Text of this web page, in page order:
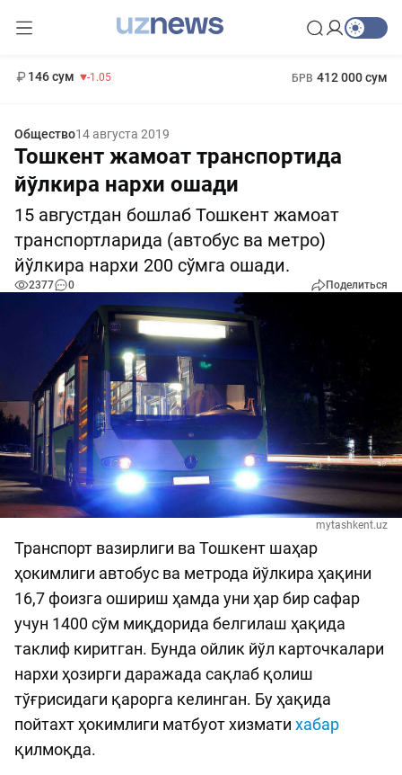
146 сум -1.05 БРВ 412 000 сум
Общество14 августа 2019
Тошкент жамоат транспортида
йўлкира нархи ошади
15 августдан бошлаб Тошкент жамоат
транспортларида (автобус ва метро)
йўлкира нархи 200 сўмга ошади.
2377 0 Поделиться
mytashkent.uz
Транспорт вазирлиги ва Тошкент шаҳар
ҳокимлиги автобус ва метрода йўлкира ҳақини
16,7 фоизга ошириш ҳамда уни ҳар бир сафар
учун 1400 сўм миқдорида белгилаш ҳақида
таклиф киритган. Бунда ойлик йўл карточкалари
нархи ҳозирги даражада сақлаб қолиш
тўғрисидаги қарорга келинган. Бу ҳақида
пойтахт ҳокимлиги матбуот хизмати хабар
қилмоқда.